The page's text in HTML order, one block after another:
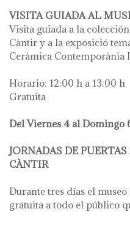
VISITA GUIADA AL
Visita guiada a la
Càntir y a la exposició
Ceràmica Contemporània
Horario: 12:00 h a 13:00 h
Gratuita
Del Viernes 4 al Domingo
JORNADAS DE
CÀNTIR
Durante tres días el
gratuita a todo el público